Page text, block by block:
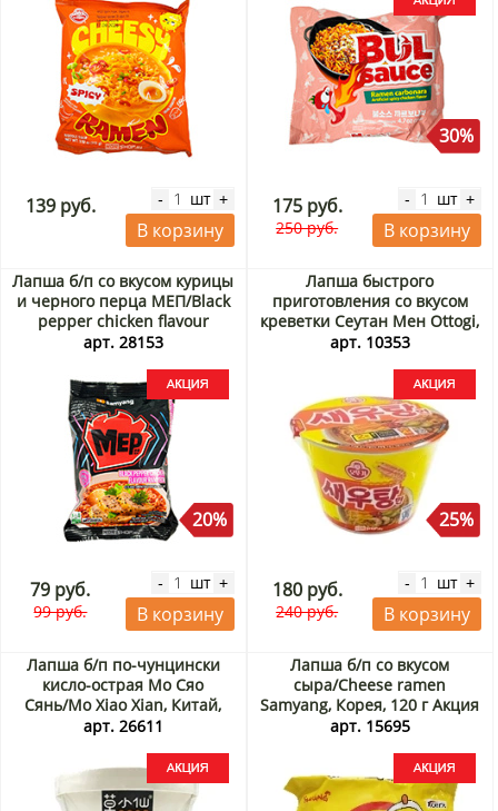
139 руб. - шт +
В корзину
30%
175 руб.
250 руб.
- шт +
В корзину
Лапша б/п со вкусом курицы
и черного перца МЕП/Black
pepper chicken flavour
ramyeon Samyang, Корея, 80
арт. 28153
20%
79 руб.
99 руб.
- шт +
В корзину
Лапша быстрого
приготовления со вкусом
креветки Сеутан Мен Ottogi,
Корея, 110 г Акция
арт. 10353
25%
180 руб.
240 руб.
- шт +
В корзину
Лапша б/п по-чунцински
кисло-острая Мо Сяо
Сянь/Mo Xiao Xian, Китай,
108 г Акция
арт. 26611
Лапша б/п со вкусом
сыра/Cheese ramen
Samyang, Корея, 120 г Акция
арт. 15695